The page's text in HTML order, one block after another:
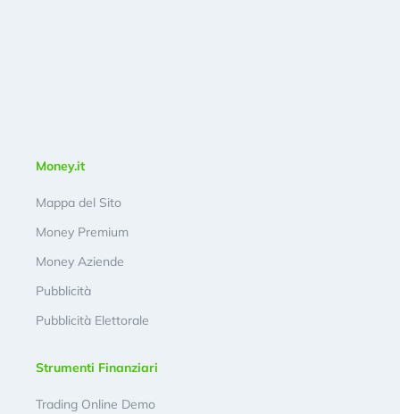
Money.it
Mappa del Sito
Money Premium
Money Aziende
Pubblicità
Pubblicità Elettorale
Strumenti Finanziari
Trading Online Demo